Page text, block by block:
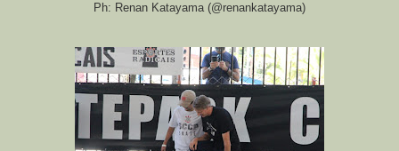
Ph: Renan Katayama (@renankatayama)